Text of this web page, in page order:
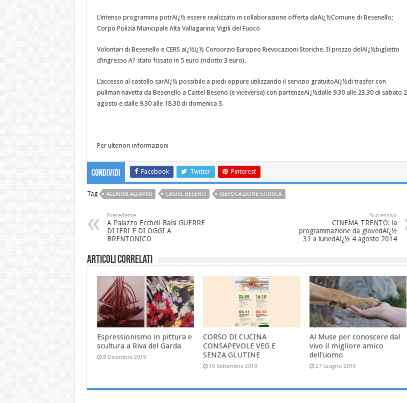
L’intenso programma potrAï¿½ essere realizzato in collaborazione offerta daAï¿½Comune di Besenello;
Corpo Polizia Municipale Alta Vallagarina; Vigili del Fuoco
Volontari di Besenello e CERS aï¿½ï¿½ Consorzio Europeo Rievocazioni Storiche. Il prezzo delAï¿½biglietto
d’ingresso A? stato fissato in 5 euro (ridotto 3 euro).
L’accesso al castello sarAï¿½ possibile a piedi oppure utilizzando il servizio gratuitoAï¿½di trasfer con
pullman navetta da Besenello a Castel Beseno (e viceversa) con partenzeAï¿½dalle 9.30 alle 23.30 di sabato 2
agosto e dalle 9.30 alle 18.30 di domenica 3.
Per ulteriori informazioni
Condividi Facebook Twitter Pinterest
Tag ALL'ARMI ALL'ARMI CASTEL BESENO RIEVOCAZIONE STORICA
Precedente
A Palazzo Eccheli-Baisi GUERRE
DI IERI E DI OGGI A
BRENTONICO
Successivo
CINEMA TRENTO: la
programmazione da giovedAï¿½
31 a lunedAï¿½ 4 agosto 2014
Articoli correlati
Espressionismo in pittura e
scultura a Riva del Garda
8 Dicembre 2019
CORSO DI CUCINA
CONSAPEVOLE VEG E
SENZA GLUTINE
10 Settembre 2019
Al Muse per conoscere dal
vivo il migliore amico
dell’uomo
27 Giugno 2019